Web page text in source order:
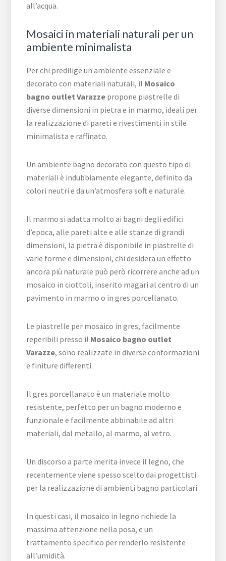
all’acqua.
Mosaici in materiali naturali per un
ambiente minimalista
Per chi predilige un ambiente essenziale e
decorato con materiali naturali, il Mosaico
bagno outlet Varazze propone piastrelle di
diverse dimensioni in pietra e in marmo, ideali per
la realizzazione di pareti e rivestimenti in stile
minimalista e raffinato.
Un ambiente bagno decorato con questo tipo di
materiali è indubbiamente elegante, definito da
colori neutri e da un’atmosfera soft e naturale.
Il marmo si adatta molto ai bagni degli edifici
d’epoca, alle pareti alte e alle stanze di grandi
dimensioni, la pietra è disponibile in piastrelle di
varie forme e dimensioni, chi desidera un effetto
ancora più naturale può però ricorrere anche ad un
mosaico in ciottoli, inserito magari al centro di un
pavimento in marmo o in gres porcellanato.
Le piastrelle per mosaico in gres, facilmente
reperibili presso il Mosaico bagno outlet
Varazze, sono realizzate in diverse conformazioni
e finiture differenti.
Il gres porcellanato è un materiale molto
resistente, perfetto per un bagno moderno e
funzionale e facilmente abbinabile ad altri
materiali, dal metallo, al marmo, al vetro.
Un discorso a parte merita invece il legno, che
recentemente viene spesso scelto dai progettisti
per la realizzazione di ambienti bagno particolari.
In questi casi, il mosaico in legno richiede la
massima attenzione nella posa, e un
trattamento specifico per renderlo resistente
all’umidità.